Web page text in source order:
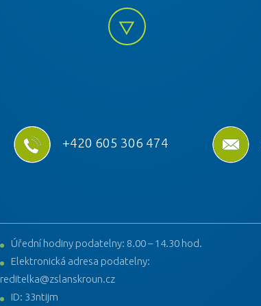
+420 605 306 474
Úřední hodiny podatelny: 8.00 – 14.30 hod.
Elektronická adresa podatelny:
reditelka@zslanskroun.cz
ID: 33ntijm